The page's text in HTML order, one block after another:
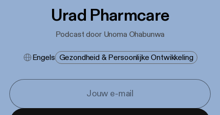
Urad Pharmcare
Podcast door Unoma Ohabunwa
Engels Gezondheid & Persoonlijke Ontwikkeling